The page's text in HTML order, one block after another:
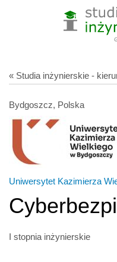
« Studia inżynierskie -
Bydgoszcz, Polska
Uniwersytet Kazimierza
I stopnia inżynierskie